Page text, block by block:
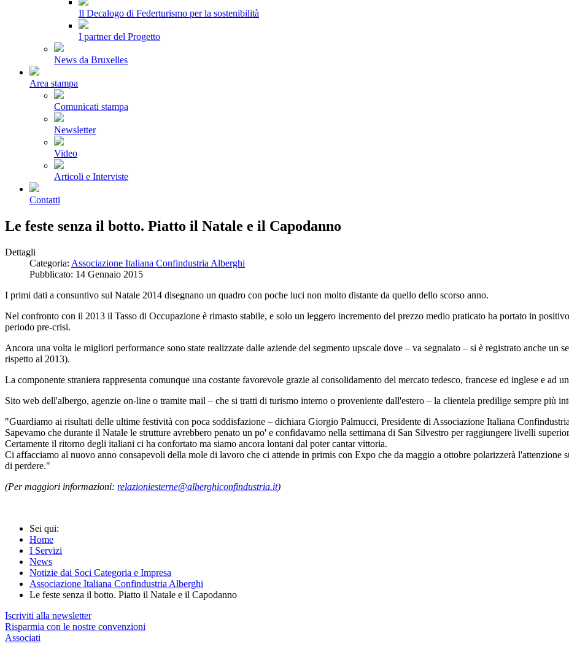
Il Decalogo di Federturismo per la sostenibilità
I partner del Progetto
News da Bruxelles
Area stampa
Comunicati stampa
Newsletter
Video
Articoli e Interviste
Contatti
Le feste senza il botto. Piatto il Natale e il Capodanno
Dettagli
Categoria: Associazione Italiana Confindustria Alberghi
Pubblicato: 14 Gennaio 2015
I primi dati a consuntivo sul Natale 2014 disegnano un quadro con poche luci non molto distante da quello dello scorso anno.
Nel confronto con il 2013 il Tasso di Occupazione è rimasto stabile, e solo un leggero incremento del prezzo medio praticato ha portato in
periodo pre-crisi.
Ancora una volta le migliori performance sono state realizzate dalle aziende del segmento upscale dove – va segnalato – si è registrato anche un
rispetto al 2013).
La componente straniera rappresenta comunque una costante favorevole grazie al consolidamento del mercato tedesco, francese ed inglese e ad
Sito web dell'albergo, agenzie on-line o tramite mail – che si tratti di turismo interno o proveniente dall'estero – la clientela predilige sempre più
"Guardiamo ai risultati delle ultime festività con poca soddisfazione – dichiara Giorgio Palmucci, Presidente di Associazione Italiana
Sapevamo che durante il Natale le strutture avrebbero penato un po' e confidavamo nella settimana di San Silvestro per raggiungere livelli
Certamente il ritorno degli italiani ci ha confortato ma siamo ancora lontani dal poter cantar vittoria.
Ci affacciamo al nuovo anno consapevoli della mole di lavoro che ci attende in primis con Expo che da maggio a ottobre polarizzerà l'attenzione
di perdere."
(Per maggiori informazioni: relazioniesterne@alberghiconfindustria.it)
Sei qui:
Home
I Servizi
News
Notizie dai Soci Categoria e Impresa
Associazione Italiana Confindustria Alberghi
Le feste senza il botto. Piatto il Natale e il Capodanno
Iscriviti alla newsletter
Risparmia con le nostre convenzioni
Associati